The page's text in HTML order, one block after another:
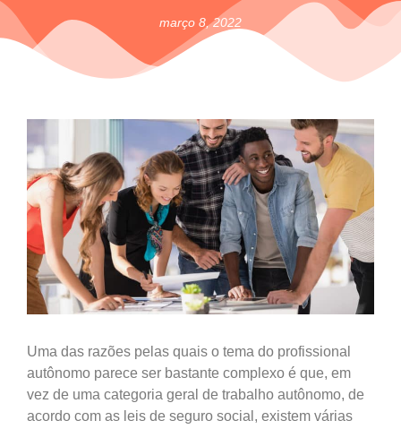
março 8, 2022
Uma das razões pelas quais o tema do profissional
autônomo parece ser bastante complexo é que, em
vez de uma categoria geral de trabalho autônomo, de
acordo com as leis de seguro social, existem várias